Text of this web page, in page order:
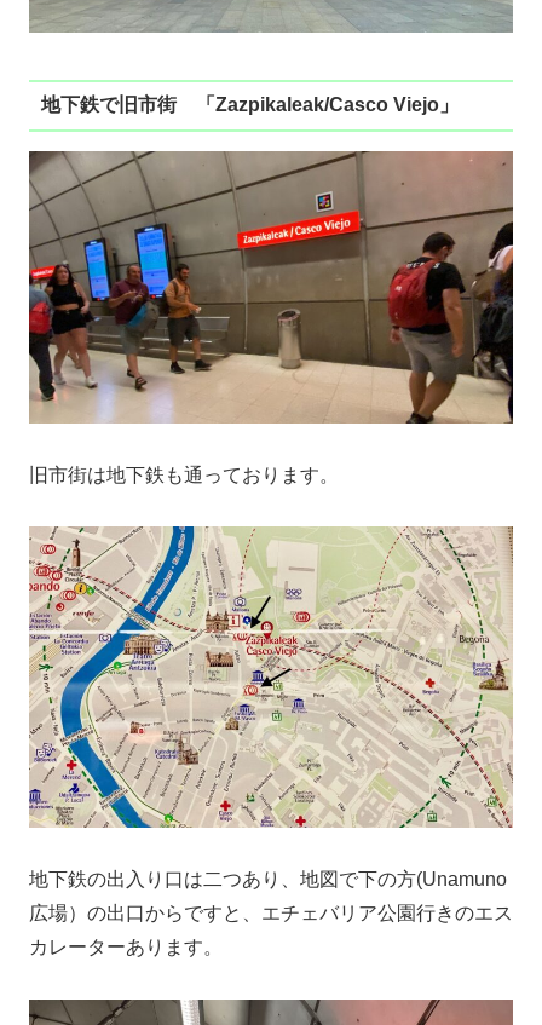
地下鉄で旧市街 「Zazpikaleak/Casco Viejo」
旧市街は地下鉄も通っております。
地下鉄の出入り口は二つあり、地図で下の方(Unamuno
広場）の出口からですと、エチェバリア公園行きのエス
カレーターあります。